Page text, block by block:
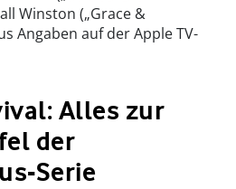
Winston („Grace &
Angaben auf der Apple TV-
Alles zur
der
Serie